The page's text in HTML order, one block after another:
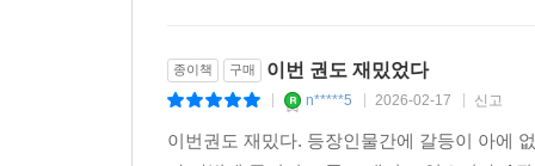
종이책 구매 이번 권도 재밌었다
n*****5 2026-02-17 신고
이번권도 재밌다. 등장인물간에 갈등이 아에